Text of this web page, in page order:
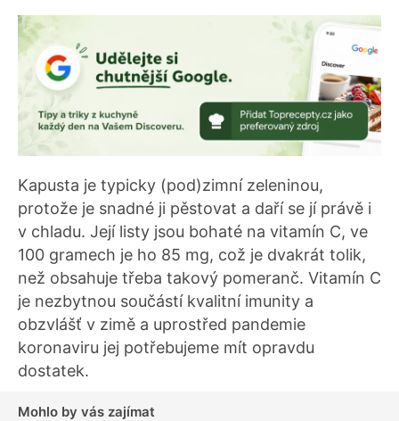
Kapusta je typicky (pod)zimní zeleninou,
protože je snadné ji pěstovat a daří se jí právě i
v chladu. Její listy jsou bohaté na vitamín C, ve
100 gramech je ho 85 mg, což je dvakrát tolik,
než obsahuje třeba takový pomeranč. Vitamín C
je nezbytnou součástí kvalitní imunity a
obzvlášť v zimě a uprostřed pandemie
koronaviru jej potřebujeme mít opravdu
dostatek.
Mohlo by vás zajímat